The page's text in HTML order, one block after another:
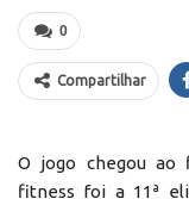
0
Compartilhar
O jogo chegou ao
fitness foi a 11ª